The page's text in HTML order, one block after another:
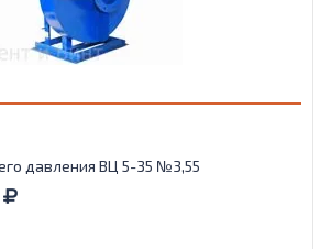
давления ВЦ 5-35 №3,55